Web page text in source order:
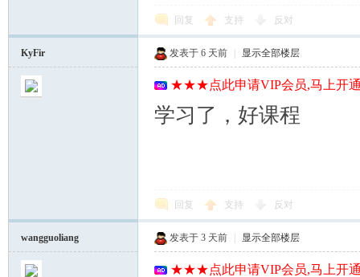
回复 支持 反对
KyFir 发表于 6 天前 显示全部楼层
★★★点此申请VIP会员,马上开
学习了，好课程
回复 支持 反对
wangguoliang 发表于 3 天前 显示全部楼层
★★★点此申请VIP会员,马上开